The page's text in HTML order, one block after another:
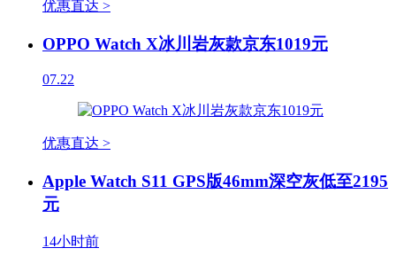
优惠直达 >
OPPO Watch X冰川岩灰款京东1019元
07.22
优惠直达 >
Apple Watch S11 GPS版46mm深空灰低至2195
元
14小时前